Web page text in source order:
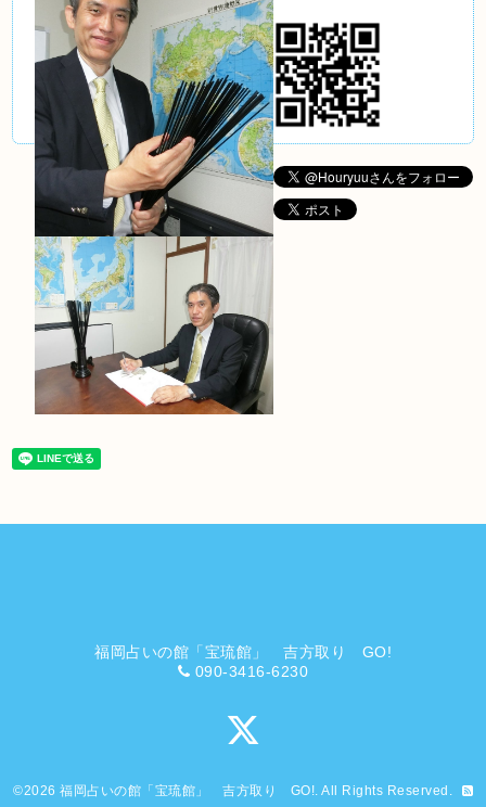
福岡占いの館「宝琉館」 吉方取り GO!
090-3416-6230
©2026 福岡占いの館「宝琉館」 吉方取り GO!. All Rights Reserved.